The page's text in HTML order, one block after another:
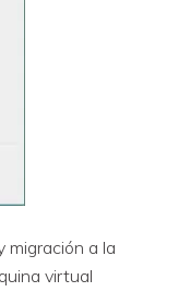
migración a la
virtual